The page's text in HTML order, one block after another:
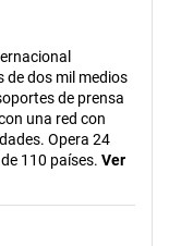
de dos mil medios
de prensa
una red con
Opera 24
110 países. Ver